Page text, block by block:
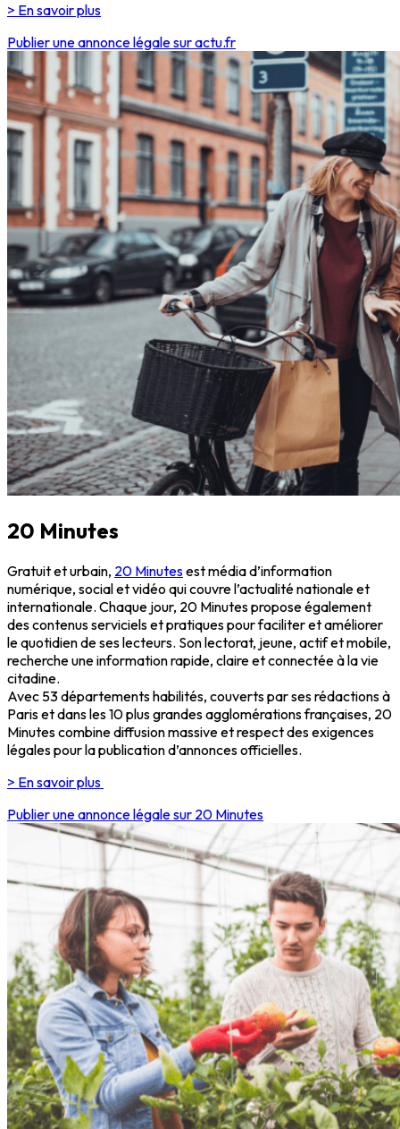
> En savoir plus
Publier une annonce légale sur actu.fr
20 Minutes
Gratuit et urbain, 20 Minutesest média d’information
numérique, social et vidéo qui couvre l’actualité nationale et
internationale. Chaque jour, 20 Minutes propose également
des contenus serviciels et pratiques pour faciliter et améliorer
le quotidien de ses lecteurs. Son lectorat, jeune, actif et mobile,
recherche une information rapide, claire et connectée à la vie
citadine.
Avec 53 départements habilités, couverts par ses rédactions à
Paris et dans les 10 plus grandes agglomérations françaises, 20
Minutes combine diffusion massive et respect des exigences
légales pour la publication d’annonces officielles.
> En savoir plus
Publier une annonce légale sur 20 Minutes